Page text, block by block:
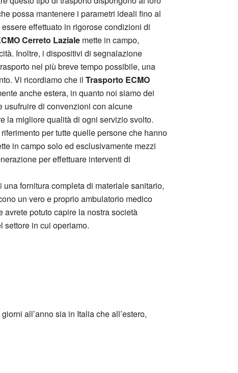
possa mantenere i parametri ideali fino al
effettuato in rigorose condizioni di
Cerreto Laziale mette in campo,
Inoltre, i dispositivi di segnalazione
nel più breve tempo possibile, una
Vi ricordiamo che il Trasporto ECMO
anche estera, in quanto noi siamo dei
usufruire di convenzioni con alcune
la migliore qualità di ogni servizio svolto.
per tutte quelle persone che hanno
in campo solo ed esclusivamente mezzi
per effettuare interventi di
fornitura completa di materiale sanitario,
un vero e proprio ambulatorio medico
potuto capire la nostra società
settore in cui operiamo.
all’anno sia in Italia che all’estero,